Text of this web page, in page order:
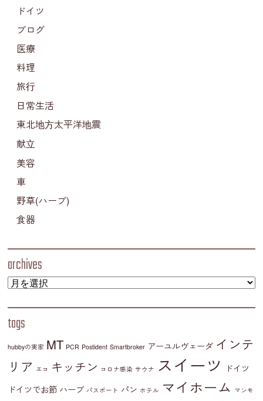
ドイツ
ブログ
医療
料理
旅行
日常生活
東北地方太平洋地震
献立
美容
車
野草(ハーブ)
食器
archives
tags
hubbyの実家 MT PCR Postident Smartbroker アーユルヴェーダ インテ
リア エコ キッチン コロナ感染 サウナ スイーツ
ドイツ
ドイツでお節 ハーブ パスポート パン ホテル マイホーム マンモ